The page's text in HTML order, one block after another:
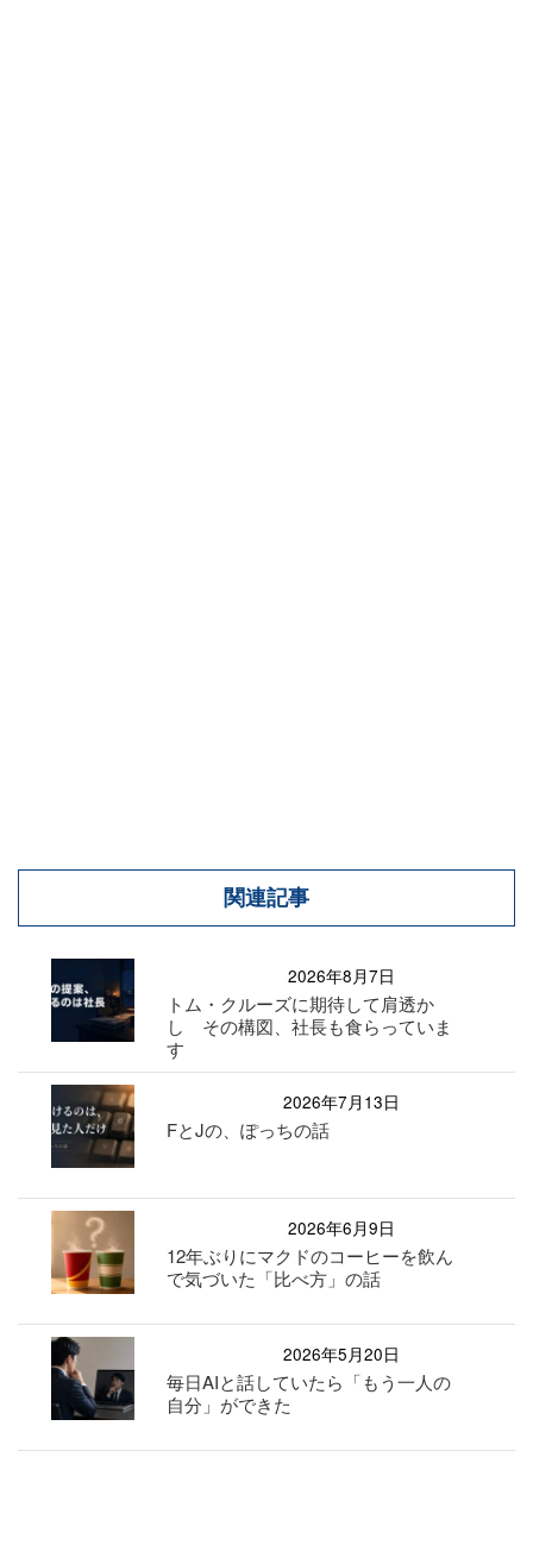
関連記事
2026年8月7日
トム・クルーズに期待して肩透か
し その構図、社長も食らっていま
す
2026年7月13日
FとJの、ぽっちの話
2026年6月9日
12年ぶりにマクドのコーヒーを飲ん
で気づいた「比べ方」の話
2026年5月20日
毎日AIと話していたら「もう一人の
自分」ができた